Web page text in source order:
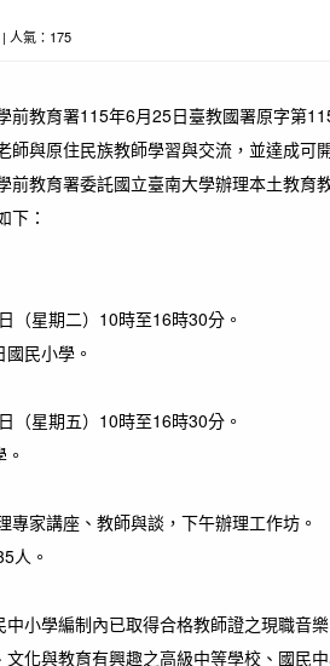
人氣：175
前教育署115年6月25日臺教國署原字第
師與原住民族教師學習與交流，並達成可
前教育署委託國立臺南大學辦理本土教育
下：
（星期二）10時至16時30分。
民小學。
（星期五）10時至16時30分。
專家講座、教師與談，下午辦理工作坊。
人。
小學編制內已取得合格教師證之現職音
化與教育有興趣之高級中等學校、國民